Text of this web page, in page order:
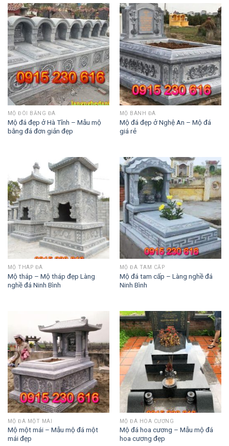
MỘ ĐÔI BẰNG ĐÁ
Mộ đá đẹp ở Hà Tĩnh – Mẫu mộ
bằng đá đơn giản đẹp
MỘ BÀNH ĐÁ
Mộ đá đẹp ở Nghệ An – Mộ đá
giá rẻ
MỘ THÁP ĐÁ
Mộ tháp – Mộ tháp đẹp Làng
nghề đá Ninh Bình
MỘ ĐÁ TAM CẤP
Mộ đá tam cấp – Làng nghề đá
Ninh Bình
MỘ ĐÁ MỘT MÁI
Mộ một mái – Mẫu mộ đá một
mái đẹp
MỘ ĐÁ HOA CƯƠNG
Mộ đá hoa cương – Mẫu mộ đá
hoa cương đẹp